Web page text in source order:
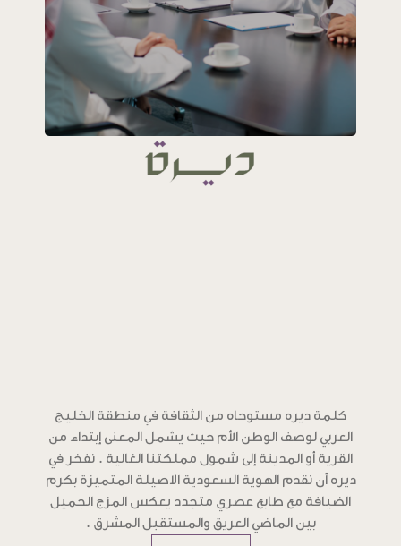
كلمة ديره مستوحاه من الثقافة في منطقة الخليج
العربي لوصف الوطن الأم حيث يشمل المعنى إبتداء من
القرية أو المدينة إلى شمول مملكتنا الغالية . نفخر في
ديره أن نقدم الهوية السعودية الاصيلة المتميزة بكرم
الضيافة مع طابع عصري متجدد يعكس المزج الجميل
بين الماضي العريق والمستقبل المشرق .